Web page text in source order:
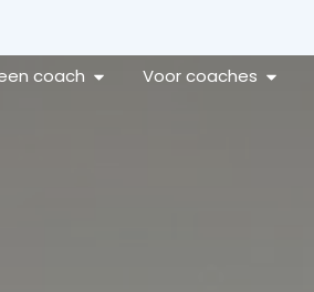
coach Voor coaches